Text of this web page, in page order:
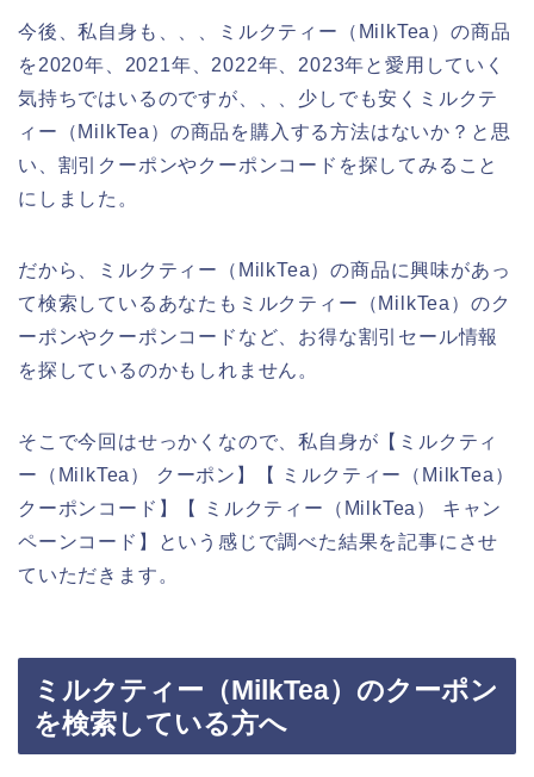
今後、私自身も、、、ミルクティー（MilkTea）の商品
を2020年、2021年、2022年、2023年と愛用していく
気持ちではいるのですが、、、少しでも安くミルクテ
ィー（MilkTea）の商品を購入する方法はないか？と思
い、割引クーポンやクーポンコードを探してみること
にしました。
だから、ミルクティー（MilkTea）の商品に興味があっ
て検索しているあなたもミルクティー（MilkTea）のク
ーポンやクーポンコードなど、お得な割引セール情報
を探しているのかもしれません。
そこで今回はせっかくなので、私自身が【ミルクティ
ー（MilkTea） クーポン】【 ミルクティー（MilkTea）
クーポンコード】【 ミルクティー（MilkTea） キャン
ペーンコード】という感じで調べた結果を記事にさせ
ていただきます。
ミルクティー（MilkTea）のクーポン
を検索している方へ